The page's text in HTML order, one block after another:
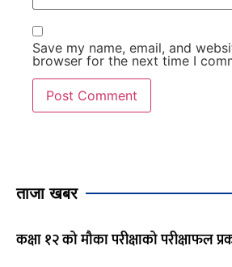
Save my name, email, and
browser for the next time I
ताजा खबर
कक्षा १२ को मौका परीक्षाको परीक्षाफल